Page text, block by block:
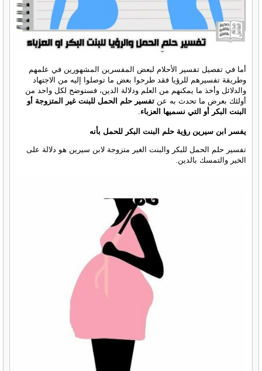
أما في تفصيل تفسير الأحلام لبعض المفسرين المشهورين في علمهم
وطريقة تفسيرهم للرؤيا فقد طرحوا بعض ما توصلوا إليه من الاجتهاد
والدلائل وأخذ ما يمكنهم من العلم ودلالة الدين، فسنوضح لكل واحد من
أولئك بعرض ما تحدث به عنتفسير حلم الحمل للبنت غير المتزوجة أو
البنت البكر أو التي نسميها العزباء
يفسر ابن سيرين رؤية حلم البنت البكر للحمل بأنه
تفسير حلم الحمل للبكر والبنت الغير متزوجة لابن سيرين هو دلالة على
الخير والتمسك بالدين.